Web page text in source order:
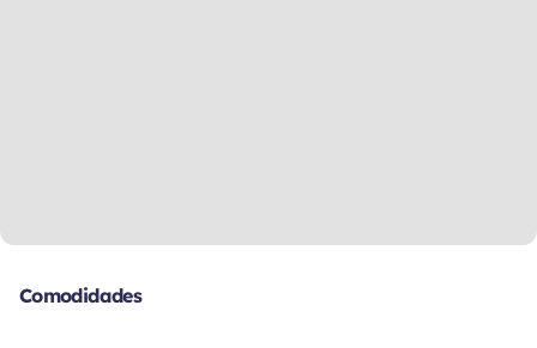
Comodidades